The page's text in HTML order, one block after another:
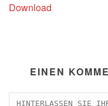
Download
EINEN